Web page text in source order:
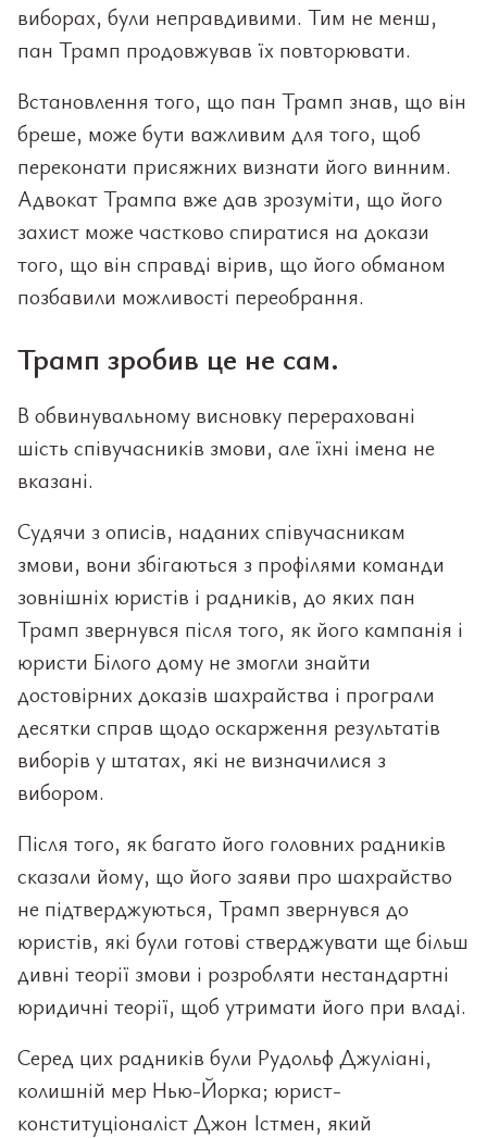
виборах, були неправдивими. Тим не менш,
пан Трамп продовжував їх повторювати.
Встановлення того, що пан Трамп знав, що він
бреше, може бути важливим для того, щоб
переконати присяжних визнати його винним.
Адвокат Трампа вже дав зрозуміти, що його
захист може частково спиратися на докази
того, що він справді вірив, що його обманом
позбавили можливості переобрання.
Трамп зробив це не сам.
В обвинувальному висновку перераховані
шість співучасників змови, але їхні імена не
вказані.
Судячи з описів, наданих співучасникам
змови, вони збігаються з профілями команди
зовнішніх юристів і радників, до яких пан
Трамп звернувся після того, як його кампанія і
юристи Білого дому не змогли знайти
достовірних доказів шахрайства і програли
десятки справ щодо оскарження результатів
виборів у штатах, які не визначилися з
вибором.
Після того, як багато його головних радників
сказали йому, що його заяви про шахрайство
не підтверджуються, Трамп звернувся до
юристів, які були готові стверджувати ще більш
дивні теорії змови і розробляти нестандартні
юридичні теорії, щоб утримати його при владі.
Серед цих радників були Рудольф Джуліані,
колишній мер Нью-Йорка; юрист-
конституціоналіст Джон Істмен, який